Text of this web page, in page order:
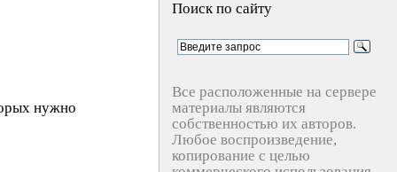
нужно
Поиск по сайту
Все расположенные на сервере
материалы являются
собственностью их авторов.
Любое воспроизведение,
копирование с целью